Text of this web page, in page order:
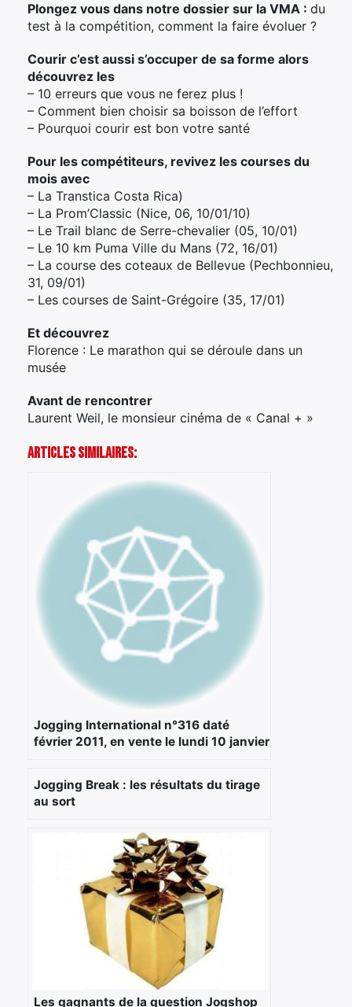
Plongez vous dans notre dossier sur la VMA : du
test à la compétition, comment la faire évoluer ?
Courir c’est aussi s’occuper de sa forme alors
découvrez les
– 10 erreurs que vous ne ferez plus !
– Comment bien choisir sa boisson de l’effort
– Pourquoi courir est bon votre santé
Pour les compétiteurs, revivez les courses du
mois avec
– La Transtica Costa Rica)
– La Prom’Classic (Nice, 06, 10/01/10)
– Le Trail blanc de Serre-chevalier (05, 10/01)
– Le 10 km Puma Ville du Mans (72, 16/01)
– La course des coteaux de Bellevue (Pechbonnieu,
31, 09/01)
– Les courses de Saint-Grégoire (35, 17/01)
Et découvrez
Florence : Le marathon qui se déroule dans un
musée
Avant de rencontrer
Laurent Weil, le monsieur cinéma de « Canal + »
Articles Similaires:
Jogging International n°316 daté
février 2011, en vente le lundi 10 janvier
Jogging Break : les résultats du tirage
au sort
Les gagnants de la question Jogshop